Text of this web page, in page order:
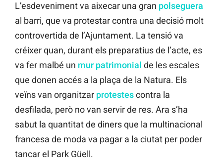
L’esdeveniment va aixecar una gran polseguera
al barri, que va protestar contra una decisió molt
controvertida de l’Ajuntament. La tensió va
créixer quan, durant els preparatius de l’acte, es
va fer malbé un mur patrimonial de les escales
que donen accés a la plaça de la Natura. Els
veïns van organitzar protestescontra la
desfilada, però no van servir de res. Ara s’ha
sabut la quantitat de diners que la multinacional
francesa de moda va pagar a la ciutat per poder
tancar el Park Güell.